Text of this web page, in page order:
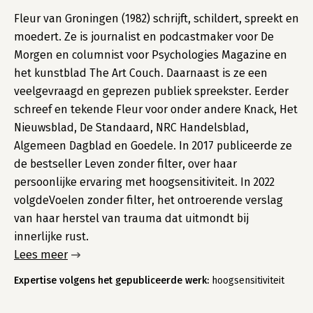
Fleur van Groningen (1982) schrijft, schildert, spreekt en
moedert. Ze is journalist en podcastmaker voor De
Morgen en columnist voor Psychologies Magazine en
het kunstblad The Art Couch. Daarnaast is ze een
veelgevraagd en geprezen publiek spreekster. Eerder
schreef en tekende Fleur voor onder andere Knack, Het
Nieuwsblad, De Standaard, NRC Handelsblad,
Algemeen Dagblad en Goedele. In 2017 publiceerde ze
de bestseller Leven zonder filter, over haar
persoonlijke ervaring met hoogsensitiviteit. In 2022
volgdeVoelen zonder filter, het ontroerende verslag
van haar herstel van trauma dat uitmondt bij
innerlijke rust.
Lees meer
Expertise volgens het gepubliceerde werk: hoogsensitiviteit